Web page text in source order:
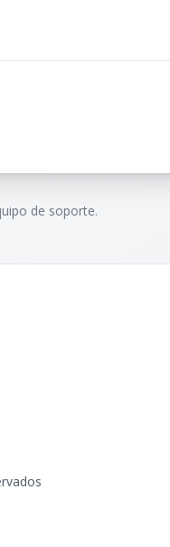
de soporte.